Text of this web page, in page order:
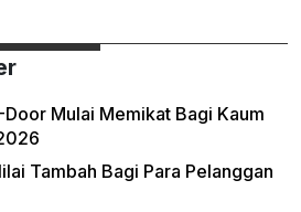
Mulai Memikat Bagi Kaum
Tambah Bagi Para Pelanggan